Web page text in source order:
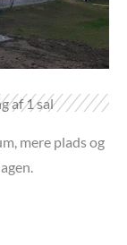
af 1 sal
mere plads og